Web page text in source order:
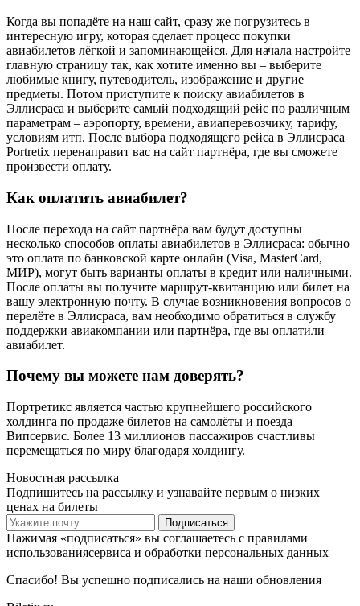
Когда вы попадёте на наш сайт, сразу же погрузитесь в
интересную игру, которая сделает процесс покупки
авиабилетов лёгкой и запоминающейся. Для начала настройте
главную страницу так, как хотите именно вы – выберите
любимые книгу, путеводитель, изображение и другие
предметы. Потом приступите к поиску авиабилетов в
Эллисраса и выберите самый подходящий рейс по различным
параметрам – аэропорту, времени, авиаперевозчику, тарифу,
условиям итп. После выбора подходящего рейса в Эллисраса
Portretix перенаправит вас на сайт партнёра, где вы сможете
произвести оплату.
Как оплатить авиабилет?
После перехода на сайт партнёра вам будут доступны
несколько способов оплаты авиабилетов в Эллисраса: обычно
это оплата по банковской карте онлайн (Visa, MasterCard,
МИР), могут быть варианты оплаты в кредит или наличными.
После оплаты вы получите маршрут-квитанцию или билет на
вашу электронную почту. В случае возникновения вопросов о
перелёте в Эллисраса, вам необходимо обратиться в службу
поддержки авиакомпании или партнёра, где вы оплатили
авиабилет.
Почему вы можете нам доверять?
Портретикс является частью крупнейшего российского
холдинга по продаже билетов на самолёты и поезда
Випсервис. Более 13 миллионов пассажиров счастливы
перемещаться по миру благодаря холдингу.
Новостная рассылка
Подпишитесь на рассылку и узнавайте первым о низких
ценах на билеты
Подписаться
Нажимая «подписаться» вы соглашаетесь с правилами
использованиясервиса и обработки персональных данных
Спасибо! Вы успешно подписались на наши обновления